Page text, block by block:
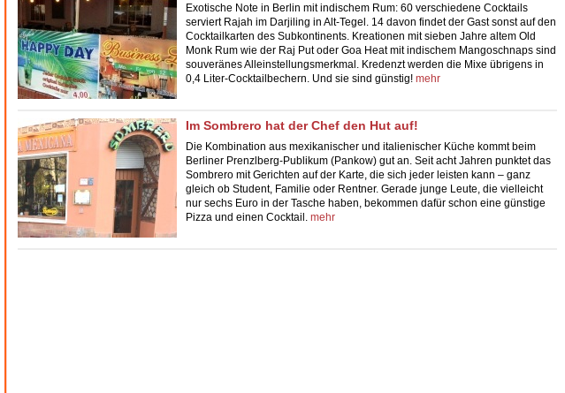
Exotische Note in Berlin mit indischem Rum: 60 verschiedene Cocktails
serviert Rajah im Darjiling in Alt-Tegel . 14 davon findet der Gast sonst auf den
Cocktailkarten des Subkontinents. Kreationen mit sieben Jahre altem Old
Monk Rum wie der Raj Put oder Goa Heat mit indischem Mangoschnaps sind
souveränes Alleinstellungsmerkmal. Kredenzt werden die Mixe übrigens in
0,4 Liter-Cocktailbechern. Und sie sind günstig! mehr
Im Sombrero hat der Chef den Hut auf!
Die Kombination aus mexikanischer und italienischer Küche kommt beim
Berliner Prenzlberg-Publikum (Pankow) gut an. Seit acht Jahren punktet das
Sombrero mit Gerichten auf der Karte, die sich jeder leisten kann – ganz
gleich ob Student, Familie oder Rentner. Gerade junge Leute, die vielleicht
nur sechs Euro in der Tasche haben, bekommen dafür schon eine günstige
Pizza und einen Cocktail mehr